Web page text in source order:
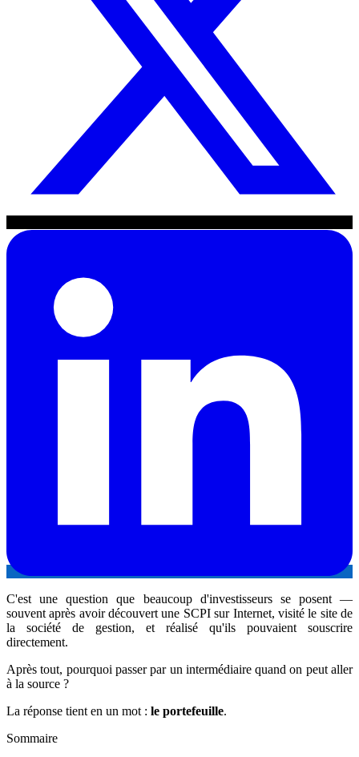
C'est une question que beaucoup d'investisseurs se posent —
souvent après avoir découvert une SCPI sur Internet, visité le site de
la société de gestion, et réalisé qu'ils pouvaient souscrire
directement.
Après tout, pourquoi passer par un intermédiaire quand on peut aller
à la source ?
La réponse tient en un mot : le portefeuille.
Sommaire